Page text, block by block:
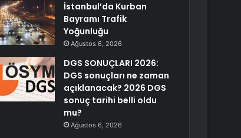
İstanbul’da Kurban
Bayramı Trafik
Yoğunluğu
Ağustos 6, 2026
DGS SONUÇLARI 2026:
DGS sonuçları ne zaman
açıklanacak? 2026 DGS
sonuç tarihi belli oldu
mu?
Ağustos 6, 2026